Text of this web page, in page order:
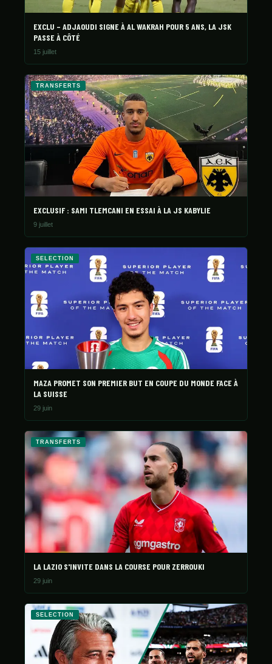
EXCLU – ADJAOUDI SIGNE À AL WAKRAH POUR 5 ANS, LA JSK
PASSE À CÔTÉ
15 juillet
TRANSFERTS
EXCLUSIF : SAMI TLEMCANI EN ESSAI À LA JS KABYLIE
9 juillet
SELECTION
MAZA PROMET SON PREMIER BUT EN COUPE DU MONDE FACE À
LA SUISSE
29 juin
TRANSFERTS
LA LAZIO S'INVITE DANS LA COURSE POUR ZERROUKI
29 juin
SELECTION